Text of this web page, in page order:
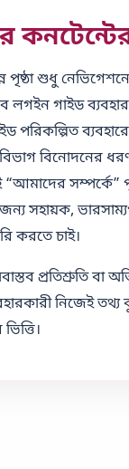
পৃষ্ঠা শুধু
লগইন গাইড
পরিকল্পিত
বিনোদনের
“আমাদের
সহায়ক,
করতে চাই।
প্রতিশ্রুতি বা
নিজেই